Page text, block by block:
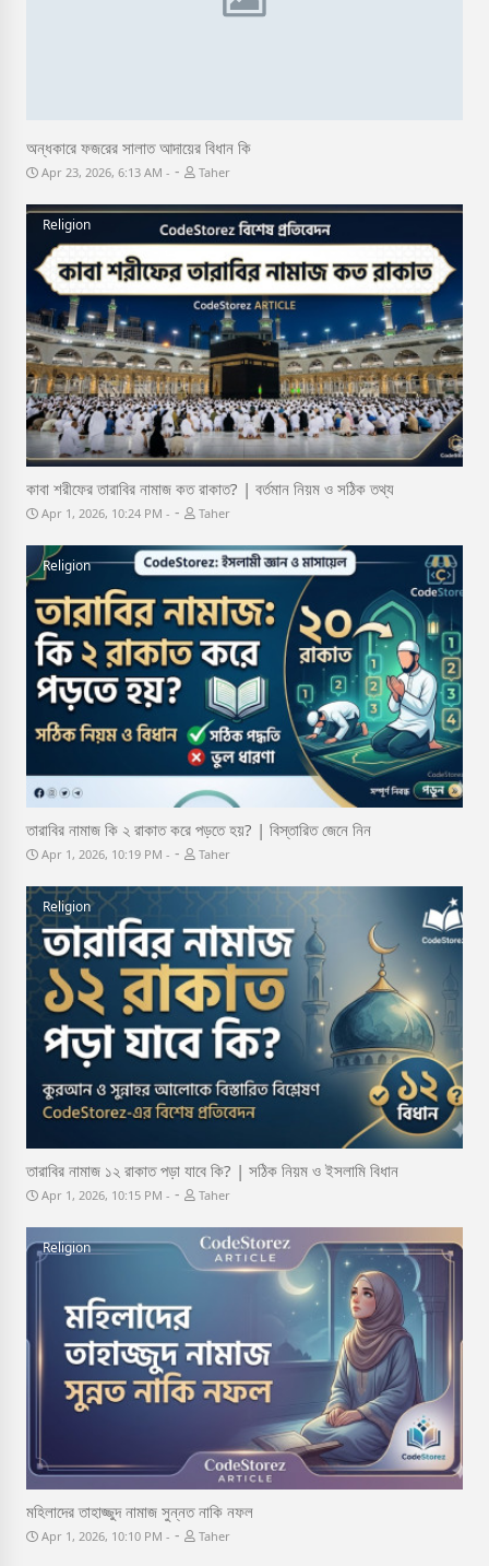
অন্ধকারে ফজরের সালাত আদায়ের বিধান কি
Apr 23, 2026, 6:13 AM - Taher
Religion
কাবা শরীফের তারাবির নামাজ কত রাকাত? | বর্তমান নিয়ম ও সঠিক তথ্য
Apr 1, 2026, 10:24 PM - Taher
Religion
তারাবির নামাজ কি ২ রাকাত করে পড়তে হয়? | বিস্তারিত জেনে নিন
Apr 1, 2026, 10:19 PM - Taher
Religion
তারাবির নামাজ ১২ রাকাত পড়া যাবে কি? | সঠিক নিয়ম ও ইসলামি বিধান
Apr 1, 2026, 10:15 PM - Taher
Religion
মহিলাদের তাহাজ্জুদ নামাজ সুন্নত নাকি নফল
Apr 1, 2026, 10:10 PM - Taher